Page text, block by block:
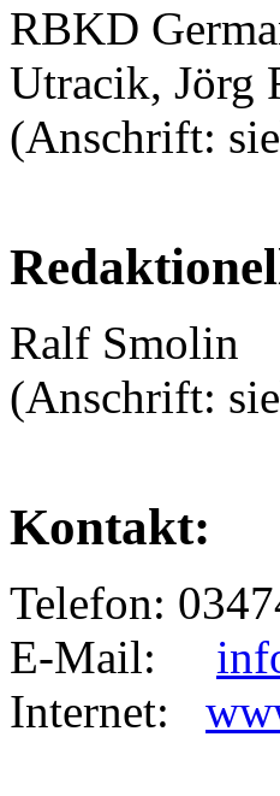
RBKD
Utracik, Jörg
(Anschrift:
Ralf Smolin
(Anschrift:
Kontakt:
Telefon:
E-Mail:
Internet: